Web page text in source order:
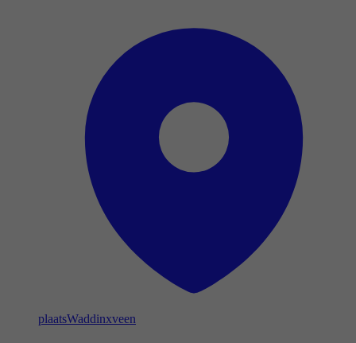
plaatsWaddinxveen